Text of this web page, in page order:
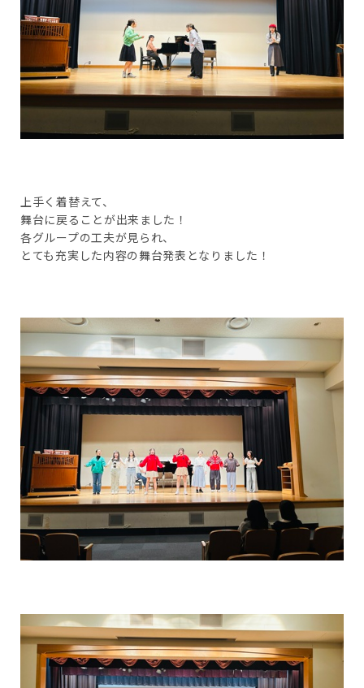
上手く着替えて、
舞台に戻ることが出来ました！
各グループの工夫が見られ、
とても充実した内容の舞台発表となりました！